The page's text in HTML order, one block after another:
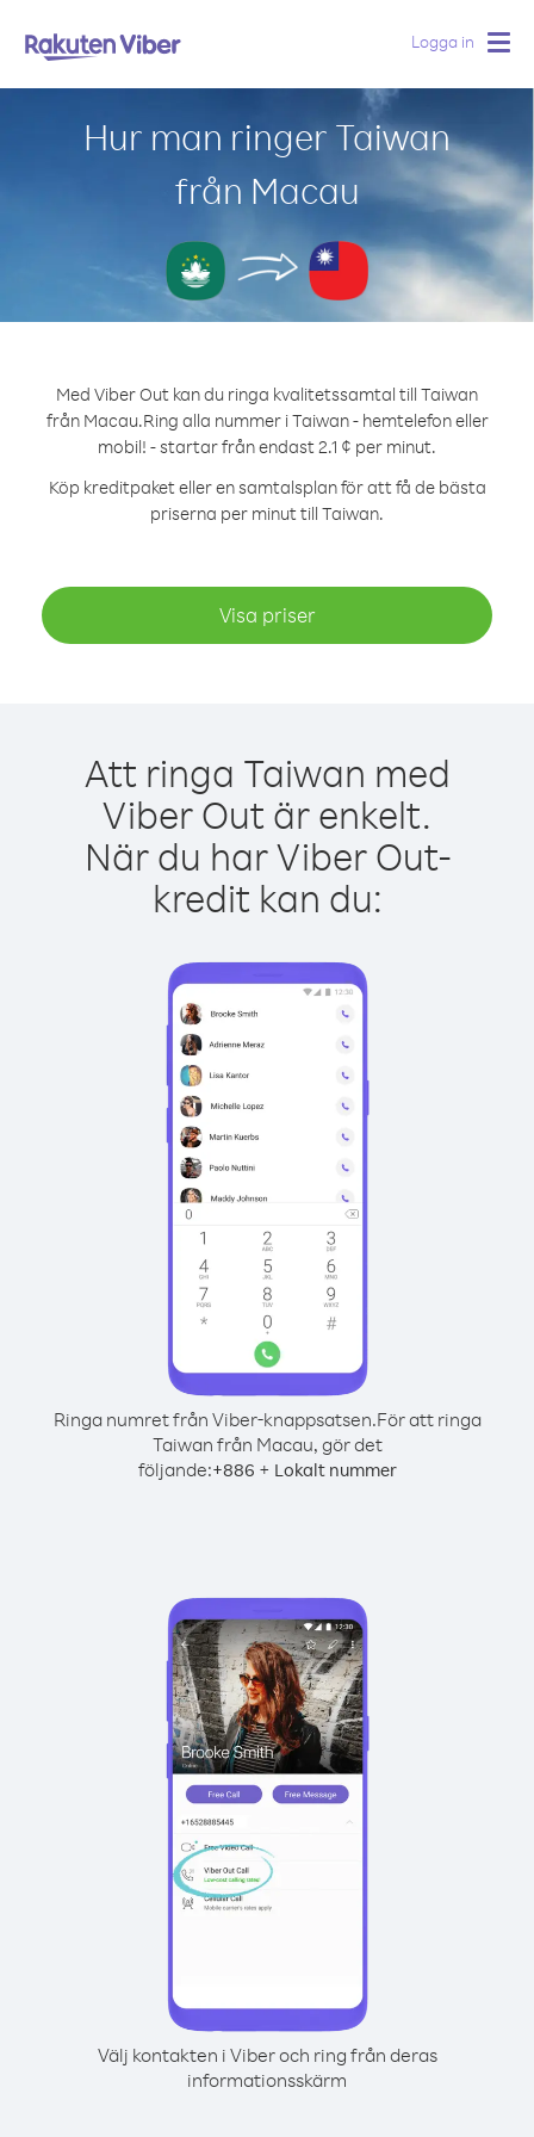
Logga in
Hur man ringer Taiwan
från Macau
Med Viber Out kan du ringa kvalitetssamtal till Taiwan
från Macau.Ring alla nummer i Taiwan - hemtelefon eller
mobil! - startar från endast 2.1 ¢ per minut.
Köp kreditpaket eller en samtalsplan för att få de bästa
priserna per minut till Taiwan.
Visa priser
Att ringa Taiwan med
Viber Out är enkelt.
När du har Viber Out-
kredit kan du:
Ringa numret från Viber-knappsatsen.För att ringa
Taiwan från Macau, gör det
följande:+886 + Lokalt nummer
Välj kontakten i Viber och ring från deras
informationsskärm